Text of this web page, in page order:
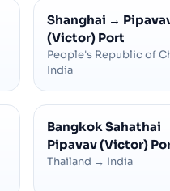
Shanghai →
(Victor) Port
People's Republic of
India
Bangkok Sahathai
Pipavav (Victor)
Thailand → India